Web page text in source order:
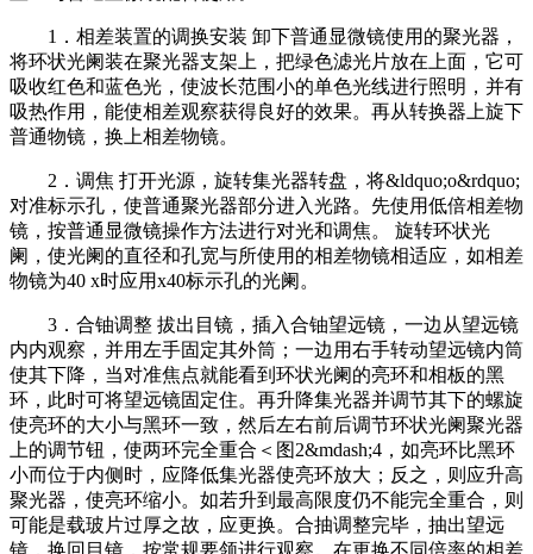
1．相差装置的调换安装 卸下普通显微镜使用的聚光器，
将环状光阑装在聚光器支架上，把绿色滤光片放在上面，它可
吸收红色和蓝色光，使波长范围小的单色光线进行照明，并有
吸热作用，能使相差观察获得良好的效果。再从转换器上旋下
普通物镜，换上相差物镜。
2．调焦 打开光源，旋转集光器转盘，将&ldquo;o&rdquo;
对准标示孔，使普通聚光器部分进入光路。先使用低倍相差物
镜，按普通显微镜操作方法进行对光和调焦。 旋转环状光
阑，使光阑的直径和孔宽与所使用的相差物镜相适应，如相差
物镜为40 x时应用x40标示孔的光阑。
3．合铀调整 拔出目镜，插入合铀望远镜，一边从望远镜
内内观察，并用左手固定其外筒；一边用右手转动望远镜内筒
使其下降，当对准焦点就能看到环状光阑的亮环和相板的黑
环，此时可将望远镜固定住。再升降集光器并调节其下的螺旋
使亮环的大小与黑环一致，然后左右前后调节环状光阑聚光器
上的调节钮，使两环完全重合＜图2&mdash;4，如亮环比黑环
小而位于内侧时，应降低集光器使亮环放大；反之，则应升高
聚光器，使亮环缩小。如若升到最高限度仍不能完全重合，则
可能是载玻片过厚之故，应更换。合抽调整完毕，抽出望远